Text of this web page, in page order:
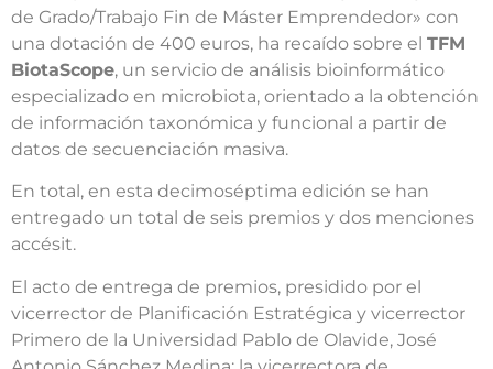
de Grado/Trabajo Fin de Máster Emprendedor» con
una dotación de 400 euros, ha recaído sobre el TFM
BiotaScope, un servicio de análisis bioinformático
especializado en microbiota, orientado a la obtención
de información taxonómica y funcional a partir de
datos de secuenciación masiva.
En total, en esta decimoséptima edición se han
entregado un total de seis premios y dos menciones
accésit.
El acto de entrega de premios, presidido por el
vicerrector de Planificación Estratégica y vicerrector
Primero de la Universidad Pablo de Olavide, José